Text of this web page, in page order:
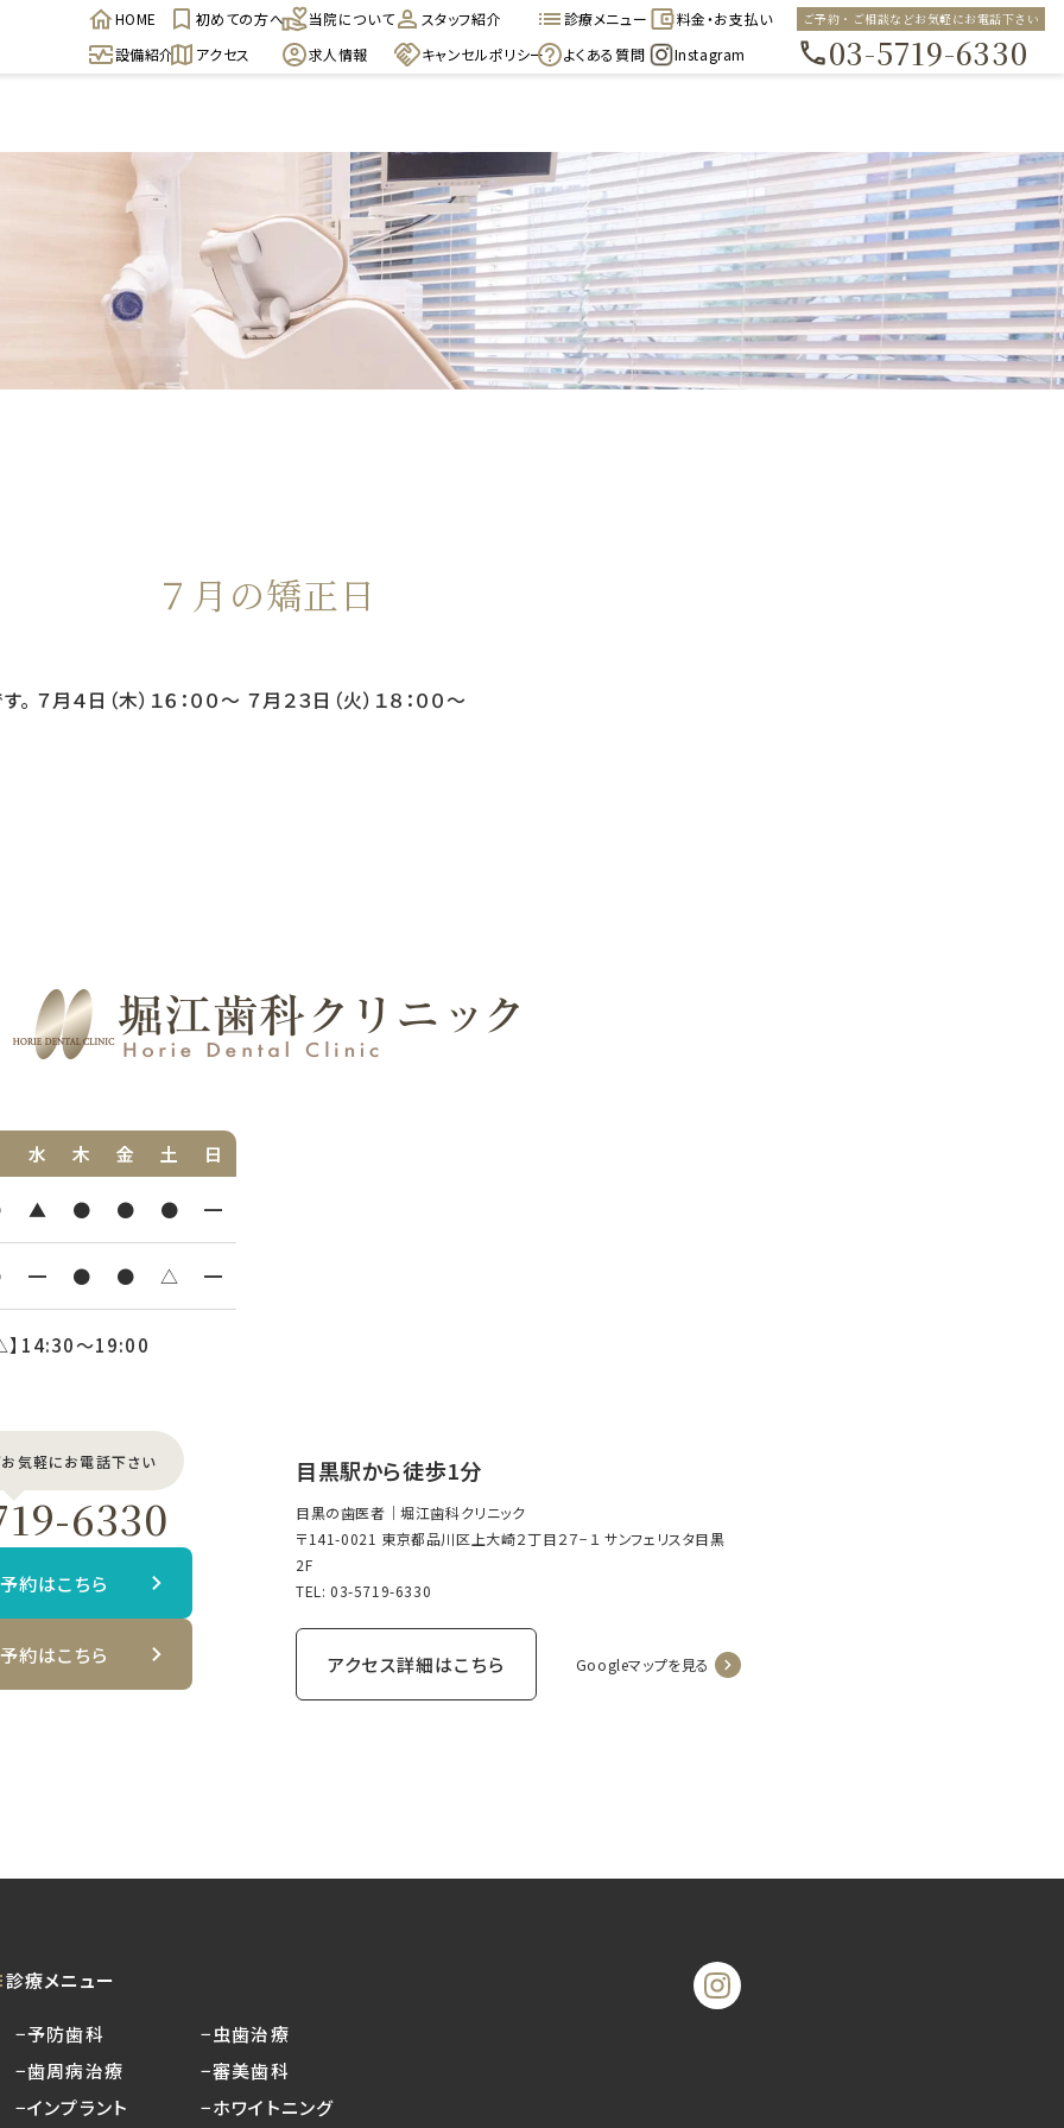
HOME 初めての方へ 当院について スタッフ紹介 診療メニュー
料金・お支払い
設備紹介
アクセス 求人情報 キャンセルポリシー よくある質問 Instagram
ご予約・ご相談などお気軽にお電話下さい
03-5719-6330
７月の矯正日
月４日（木）１６：００〜 ７月２３日（火）１８：００〜
水 木 金 土 日
▲ ● ● ● ━
━ ● ● △ ━
14:30〜19:00
気軽にお電話下さい
6330
約はこちら
約はこちら
目黒駅から徒歩1分
目黒の歯医者｜堀江歯科クリニック
〒141-0021 東京都品川区上大崎２丁目２７−１ サンフェリスタ目黒
2F
TEL: 03-5719-6330
アクセス詳細はこちら Googleマップを見る
診療メニュー
−予防歯科
−歯周病治療
−インプラント
−虫歯治療
−審美歯科
−ホワイトニング